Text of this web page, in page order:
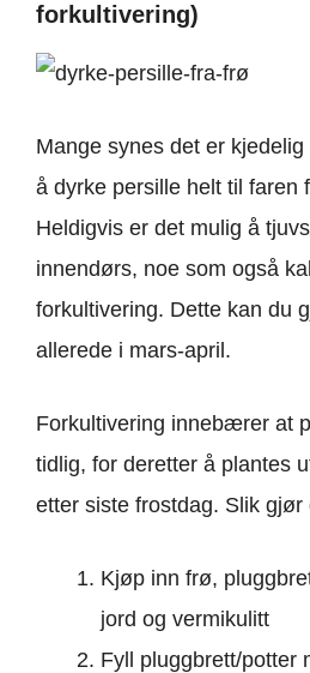
forkultivering)
Mange synes det er
å dyrke persille helt til faren
Heldigvis er det mulig å
innendørs, noe som også
forkultivering. Dette kan du
allerede i mars-april.
Forkultivering innebærer at
tidlig, for deretter å plantes
etter siste frostdag. Slik gjør
Kjøp inn frø,
jord og vermikulitt
Fyll pluggbrett/potter